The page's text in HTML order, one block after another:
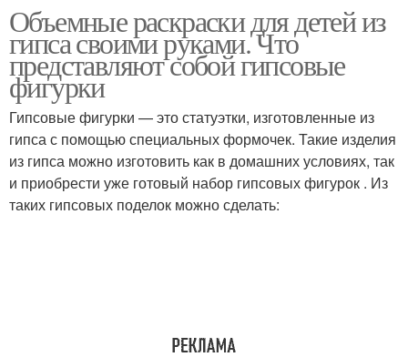
Объемные раскраски для детей из
гипса своими руками. Что
представляют собой гипсовые
фигурки
Гипсовые фигурки — это статуэтки, изготовленные из
гипса с помощью специальных формочек. Такие изделия
из гипса можно изготовить как в домашних условиях, так
и приобрести уже готовый набор гипсовых фигурок . Из
таких гипсовых поделок можно сделать: